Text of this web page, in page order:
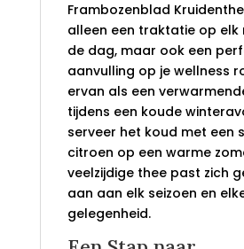
Frambozenblad
alleen een traktatie op elk
de dag, maar ook een
aanvulling op je wellness
ervan als een
tijdens een koude
serveer het koud met een
citroen op een warme
veelzijdige thee past zich
aan aan elk seizoen en
gelegenheid.